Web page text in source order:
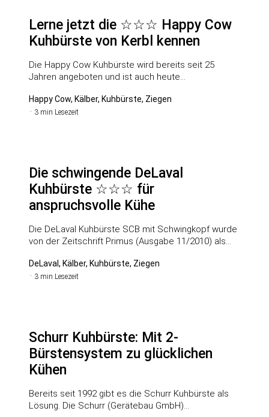
Lerne jetzt die ☆☆☆ Happy Cow
Kuhbürste von Kerbl kennen
Die Happy Cow Kuhbürste wird bereits seit 25
Jahren angeboten und ist auch heute…
Happy Cow, Kälber, Kuhbürste, Ziegen
3 min Lesezeit
Die schwingende DeLaval
Kuhbürste ☆☆☆ für
anspruchsvolle Kühe
Die DeLaval Kuhbürste SCB mit Schwingkopf wurde
von der Zeitschrift Primus (Ausgabe 11/2010) als…
DeLaval, Kälber, Kuhbürste, Ziegen
3 min Lesezeit
Schurr Kuhbürste: Mit 2-
Bürstensystem zu glücklichen
Kühen
Bereits seit 1992 gibt es die Schurr Kuhbürste als
Lösung. Die Schurr (Gerätebau GmbH)…